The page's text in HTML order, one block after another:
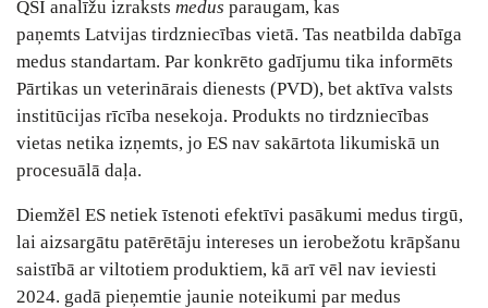
QSI analīžu izraksts medus paraugam, kas
paņemts Latvijas tirdzniecības vietā. Tas neatbilda dabīga
medus standartam. Par konkrēto gadījumu tika informēts
Pārtikas un veterinārais dienests (PVD), bet aktīva valsts
institūcijas rīcība nesekoja. Produkts no tirdzniecības
vietas netika izņemts, jo ES nav sakārtota likumiskā un
procesuālā daļa.
Diemžēl ES netiek īstenoti efektīvi pasākumi medus tirgū,
lai aizsargātu patērētāju intereses un ierobežotu krāpšanu
saistībā ar viltotiem produktiem, kā arī vēl nav ieviesti
2024. gadā pieņemtie jaunie noteikumi par medus